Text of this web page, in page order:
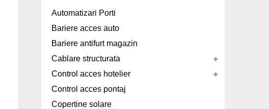
Automatizari Porti
Bariere acces auto
Bariere antifurt magazin
Cablare structurata
Control acces hotelier
Control acces pontaj
Copertine solare